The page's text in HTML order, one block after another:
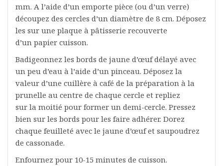
mm. A l’aide d’un emporte pièce (ou d’un verre)
découpez des cercles d’un diamètre de 8 cm. Déposez
les sur une plaque à pâtisserie recouverte
d’un papier cuisson.
Badigeonnez les bords de jaune d’œuf délayé avec
un peu d’eau à l’aide d’un pinceau. Déposez la
valeur d’une cuillère à café de la préparation à la
prunelle au centre de chaque cercle et repliez
sur la moitié pour former un demi-cercle. Pressez
bien sur les bords pour les faire adhérer. Dorez
chaque feuilleté avec le jaune d’œuf et saupoudrez
de cassonade.
Enfournez pour 10-15 minutes de cuisson.